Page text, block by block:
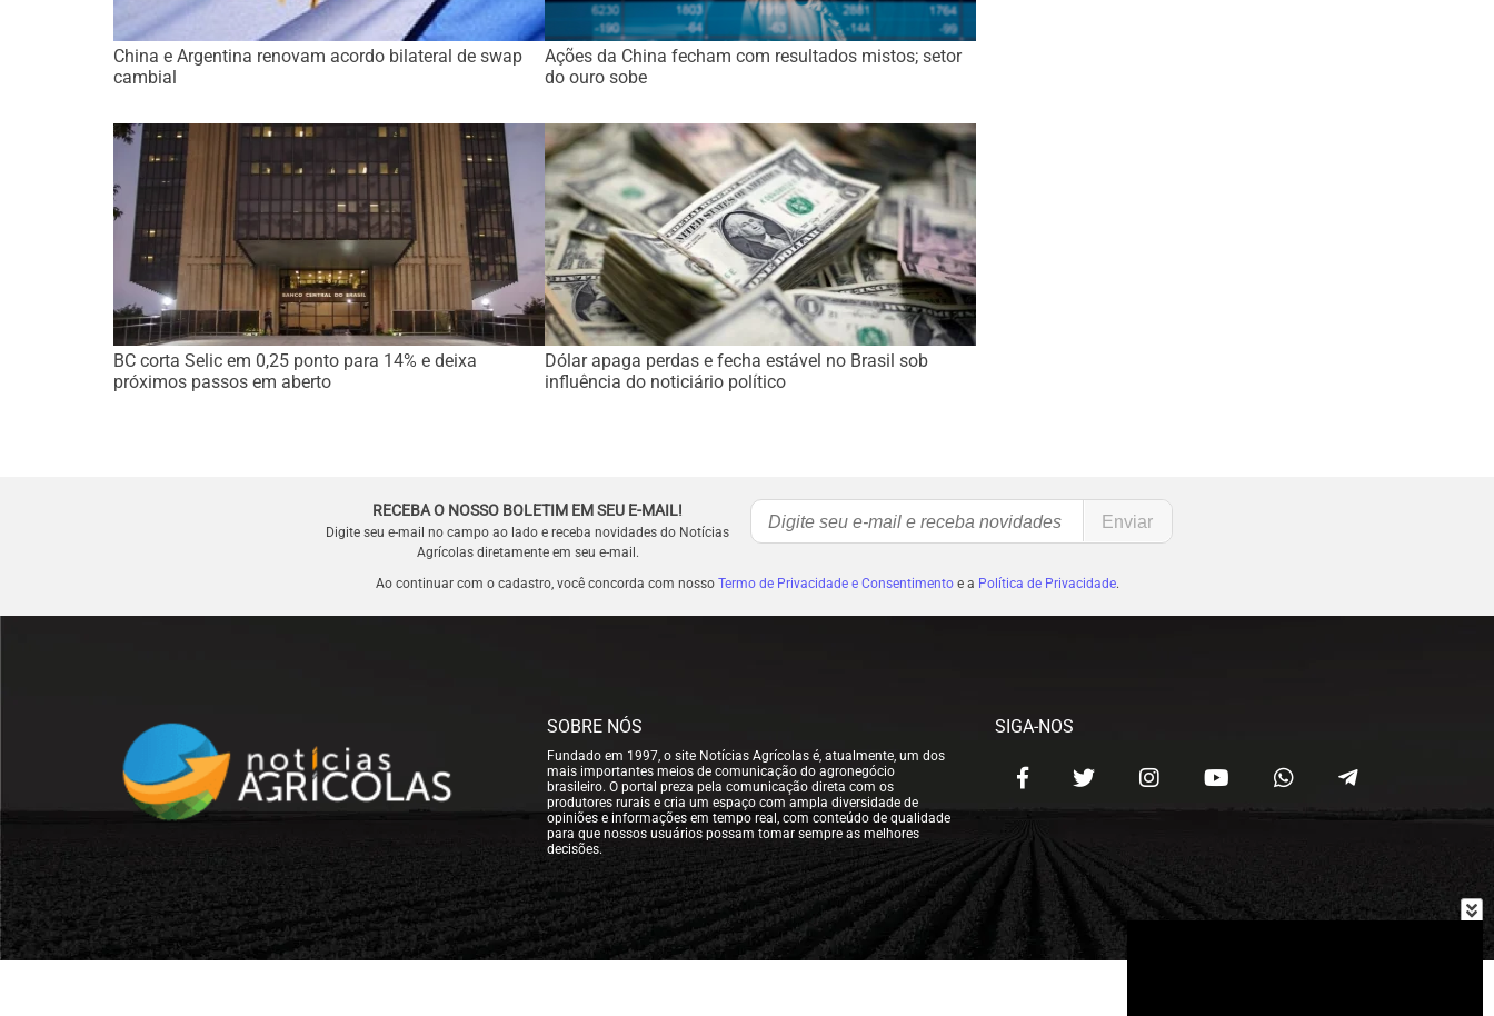
China e Argentina renovam acordo bilateral de swap
cambial
Ações da China fecham com resultados mistos; setor
do ouro sobe
BC corta Selic em 0,25 ponto para 14% e deixa
próximos passos em aberto
Dólar apaga perdas e fecha estável no Brasil sob
influência do noticiário político
RECEBA O NOSSO BOLETIM EM SEU E-MAIL!
Digite seu e-mail no campo ao lado e receba novidades do Notícias
Agrícolas diretamente em seu e-mail.
Ao continuar com o cadastro, você concorda com nosso Termo de Privacidade e Consentimentoe a Política de Privacidade.
SOBRE NÓS
Fundado em 1997, o site Notícias Agrícolas é, atualmente, um dos
mais importantes meios de comunicação do agronegócio
brasileiro. O portal preza pela comunicação direta com os
produtores rurais e cria um espaço com ampla diversidade de
opiniões e informações em tempo real, com conteúdo de qualidade
para que nossos usuários possam tomar sempre as melhores
decisões.
SIGA-NOS